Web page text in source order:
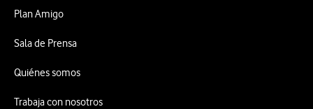
Plan Amigo
Sala de Prensa
Quiénes somos
Trabaja con nosotros